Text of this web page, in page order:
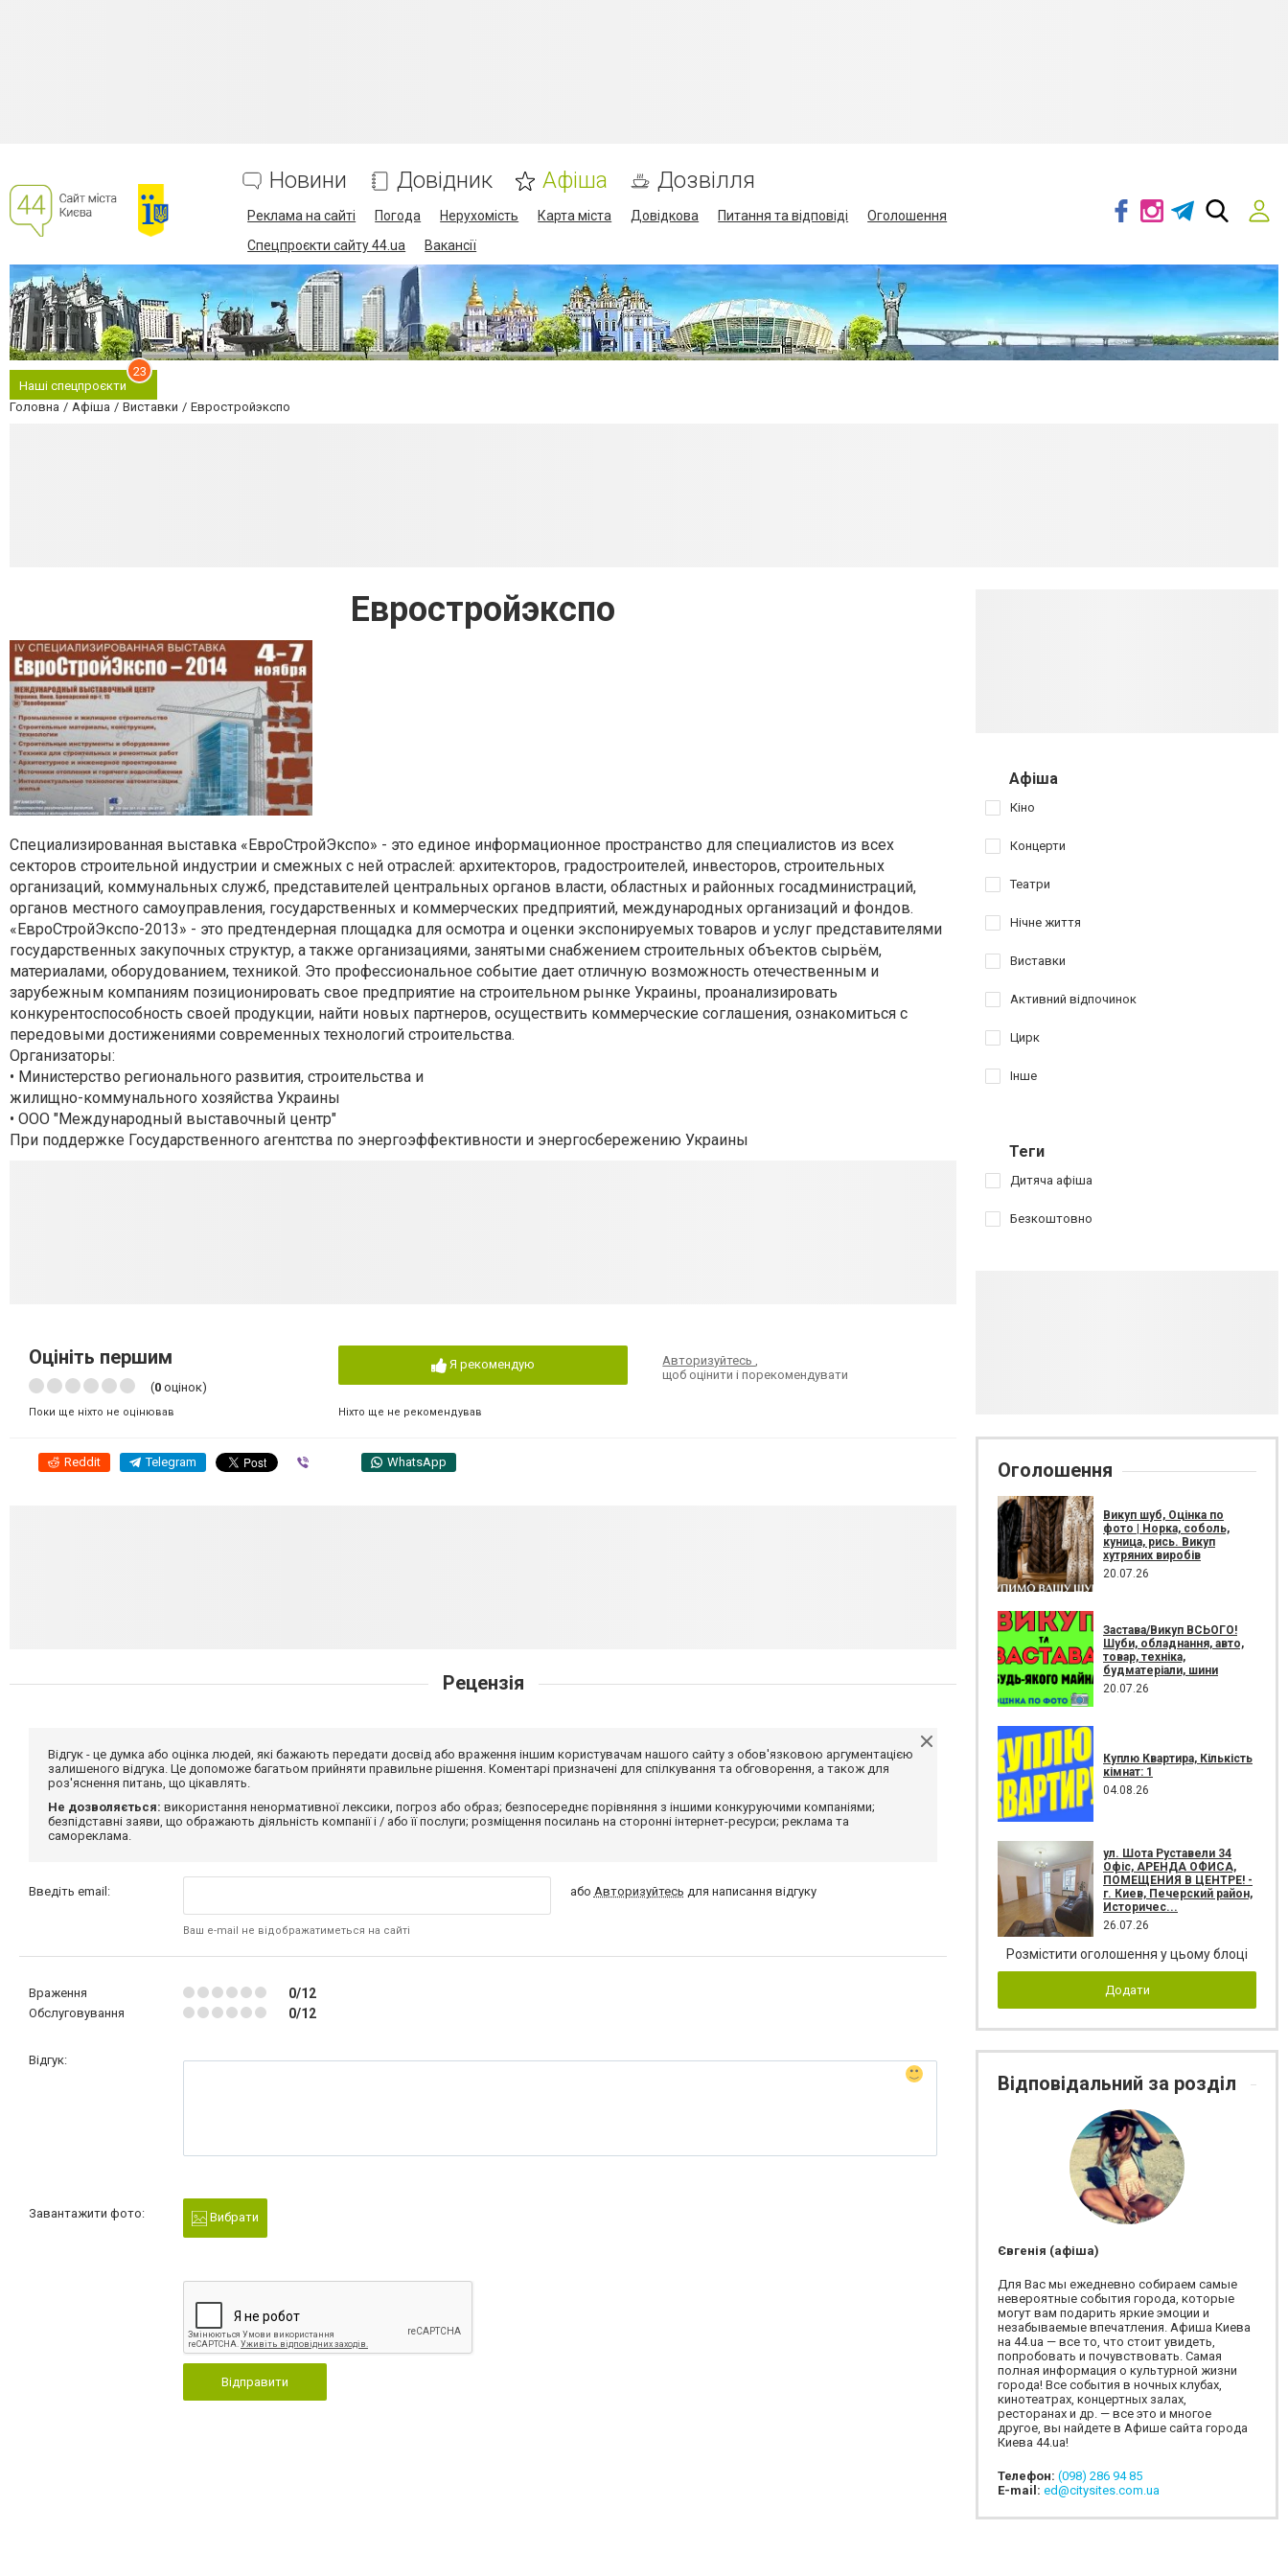
Новини Довідник Афіша Дозвілля
Реклама на сайті Погода Нерухомість Карта міста Довідкова Питання та відповіді
Оголошення
Спецпроєкти сайту 44.ua
Вакансії
Наші спецпроєкти
23
Головна Афіша Виставки Евростройэкспо
Евростройэкспо
Cпециализированная выставка «ЕвроСтройЭкспо» - это единое информационное пространство для специалистов из всех
секторов строительной индустрии и смежных с ней отраслей: архитекторов, градостроителей, инвесторов, строительных
организаций, коммунальных служб, представителей центральных органов власти, областных и районных госадминистраций,
органов местного самоуправления, государственных и коммерческих предприятий, международных организаций и фондов.
«ЕвроСтройЭкспо-2013» - это предтендерная площадка для осмотра и оценки экспонируемых товаров и услуг представителями
государственных закупочных структур, а также организациями, занятыми снабжением строительных объектов сырьём,
материалами, оборудованием, техникой. Это профессиональное событие дает отличную возможность отечественным и
зарубежным компаниям позиционировать свое предприятие на строительном рынке Украины, проанализировать
конкурентоспособность своей продукции, найти новых партнеров, осуществить коммерческие соглашения, ознакомиться с
передовыми достижениями современных технологий строительства.
Организаторы:
• Министерство регионального развития, строительства и
жилищно-коммунального хозяйства Украины
• ООО "Международный выставочный центр"
При поддержке Государственного агентства по энергоэффективности и энергосбережению Украины
Оцініть першим
(0 оцінок)
Поки ще ніхто не оцінював
Я рекомендую
Ніхто ще не рекомендував
Авторизуйтесь,
щоб оцінити і порекомендувати
Reddit Telegram WhatsApp
Рецензія
Відгук - це думка або оцінка людей, які бажають передати досвід або враження іншим користувачам нашого сайту з обов'язковою аргументацією
залишеного відгука. Це допоможе багатьом прийняти правильне рішення. Коментарі призначені для спілкування та обговорення, а також для
роз'яснення питань, що цікавлять.
Не дозволяється: використання ненормативної лексики, погроз або образ; безпосереднє порівняння з іншими конкуруючими компаніями;
безпідставні заяви, що ображають діяльність компанії і / або її послуги; розміщення посилань на сторонні інтернет-ресурси; реклама та
самореклама.
Введіть email:
Ваш e-mail не відображатиметься на сайті
або Авторизуйтесь для написання відгуку
Враження 0/12
Обслуговування 0/12
Відгук:
Завантажити фото: Вибрати
Відправити
Афіша
Кіно
Концерти
Театри
Нічне життя
Виставки
Активний відпочинок
Цирк
Інше
Теги
Дитяча афіша
Безкоштовно
Оголошення
Викуп шуб, Оцінка по
фото | Норка, соболь,
куница, рись. Викуп
хутряних виробів
20.07.26
Застава/Викуп ВСЬОГО!
Шуби, обладнання, авто,
товар, техніка,
будматеріали, шини
20.07.26
Куплю Квартира, Кількість
кімнат: 1
04.08.26
ул. Шота Руставели 34
Офіс, АРЕНДА ОФИСА,
ПОМЕЩЕНИЯ В ЦЕНТРЕ! -
г. Киев, Печерский район,
Историчес...
26.07.26
Розмістити оголошення у цьому блоці
Додати
Відповідальний за розділ
Євгенія (афіша)
Для Вас мы ежедневно собираем самые
невероятные события города, которые
могут вам подарить яркие эмоции и
незабываемые впечатления. Афиша Киева
на 44.ua — все то, что стоит увидеть,
попробовать и почувствовать. Самая
полная информация о культурной жизни
города! Все события в ночных клубах,
кинотеатрах, концертных залах,
ресторанах и др. — все это и многое
другое, вы найдете в Афише сайта города
Киева 44.ua!
Телефон: (098) 286 94 85
E-mail: ed@citysites.com.ua